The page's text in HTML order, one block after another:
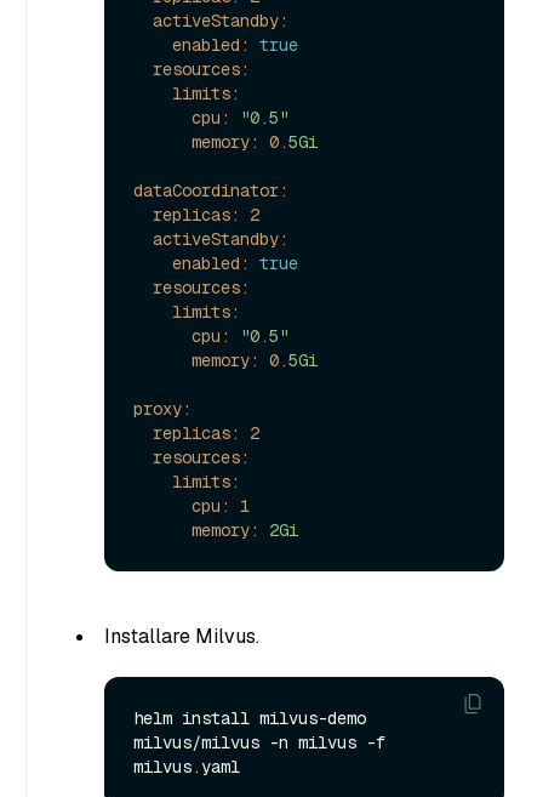
activeStandby:
enabled:
true
resources:
limits:
cpu:
"0.5"
memory:
0.5Gi
dataCoordinator:
replicas:
2
activeStandby:
enabled:
true
resources:
limits:
cpu:
"0.5"
memory:
0.5Gi
proxy:
replicas:
2
resources:
limits:
cpu:
1
memory:
2Gi
Installare Milvus.
helm install milvus-demo
milvus/milvus -n milvus -f